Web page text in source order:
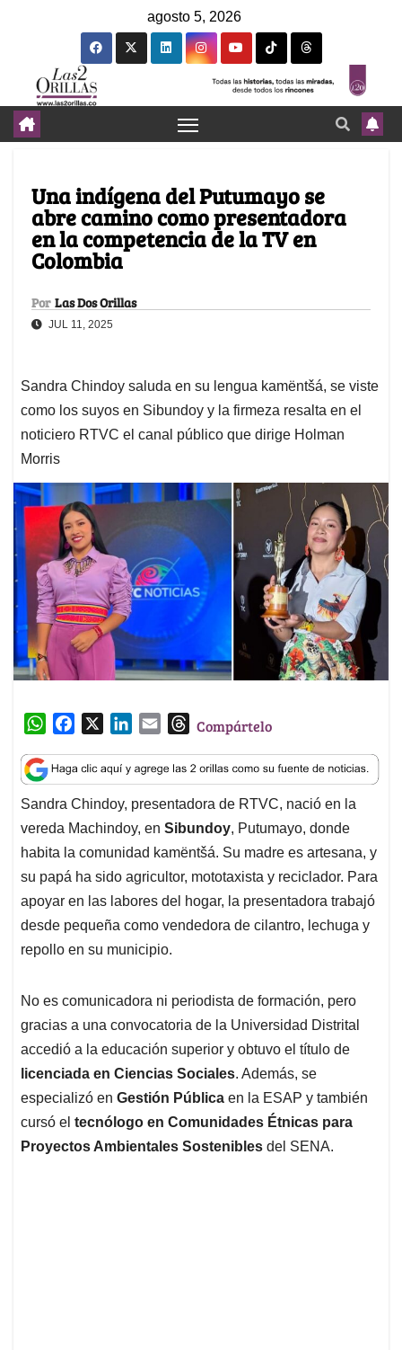
agosto 5, 2026
Una indígena del Putumayo se
abre camino como presentadora
en la competencia de la TV en
Colombia
Por Las Dos Orillas
JUL 11, 2025
Sandra Chindoy saluda en su lengua kamëntšá, se viste
como los suyos en Sibundoy y la firmeza resalta en el
noticiero RTVC el canal público que dirige Holman
Morris
W
a
t
s
A
p
p
c
e
b
o
o
k
n
k
e
d
I
n
a
i
l
T
r
e
a
d
s
Compártelo
Sandra Chindoy, presentadora de RTVC, nació en la
vereda Machindoy, en Sibundoy, Putumayo, donde
habita la comunidad kamëntšá. Su madre es artesana, y
su papá ha sido agricultor, mototaxista y reciclador. Para
apoyar en las labores del hogar, la presentadora trabajó
desde pequeña como vendedora de cilantro, lechuga y
repollo en su municipio.
No es comunicadora ni periodista de formación, pero
gracias a una convocatoria de la Universidad Distrital
accedió a la educación superior y obtuvo el título de
licenciada en Ciencias Sociales. Además, se
especializó en Gestión Pública en la ESAP y también
cursó el tecnólogo en Comunidades Étnicas para
Proyectos Ambientales Sostenibles del SENA.